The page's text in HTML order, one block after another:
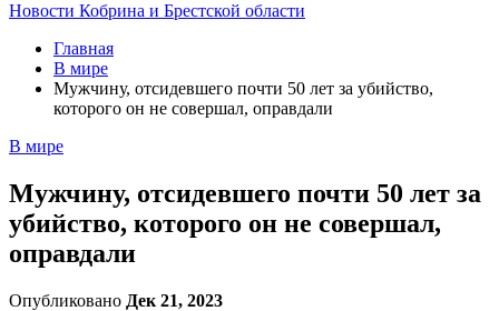
Новости Кобрина и Брестской области
Главная
В мире
Мужчину, отсидевшего почти 50 лет за убийство,
которого он не совершал, оправдали
В мире
Мужчину, отсидевшего почти 50 лет за
убийство, которого он не совершал,
оправдали
Опубликовано Дек 21, 2023